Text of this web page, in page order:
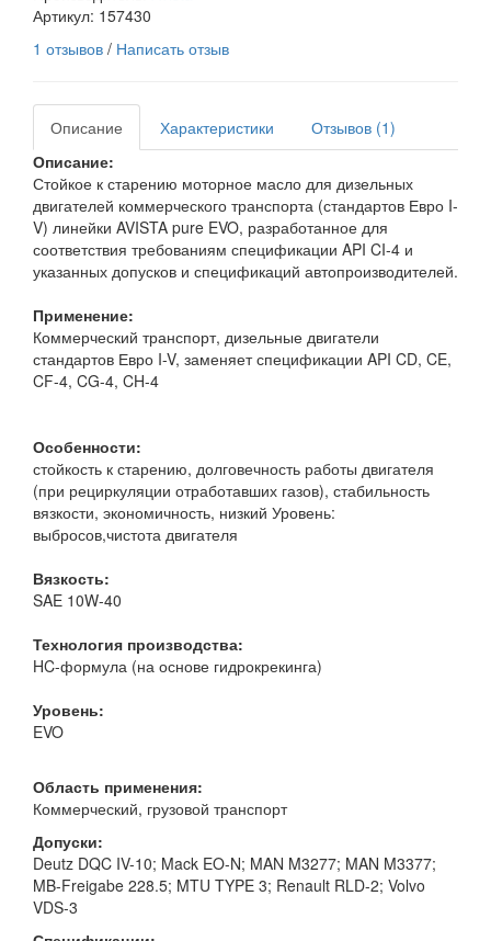
Артикул: 157430
1 отзывов / Написать отзыв
Описание Характеристики
Отзывов (1)
Описание:
Стойкое к старению моторное масло для дизельных
двигателей коммерческого транспорта (стандартов Евро I-
V) линейки AVISTA pure EVO, разработанное для
соответствия требованиям спецификации API CI-4 и
указанных допусков и спецификаций автопроизводителей.
Применение:
Коммерческий транспорт, дизельные двигатели
стандартов Евро I-V, заменяет спецификации API CD, CE,
CF-4, CG-4, CH-4
Особенности:
стойкость к старению, долговечность работы двигателя
(при рециркуляции отработавших газов), стабильность
вязкости, экономичность, низкий Уровень:
выбросов,чистота двигателя
Вязкость:
SAE 10W-40
Технология производства:
HC-формула (на основе гидрокрекинга)
Уровень:
EVO
Область применения:
Коммерческий, грузовой транспорт
Допуски:
Deutz DQC IV-10; Mack EO-N; MAN M3277; MAN M3377;
MB-Freigabe 228.5; MTU TYPE 3; Renault RLD-2; Volvo
VDS-3